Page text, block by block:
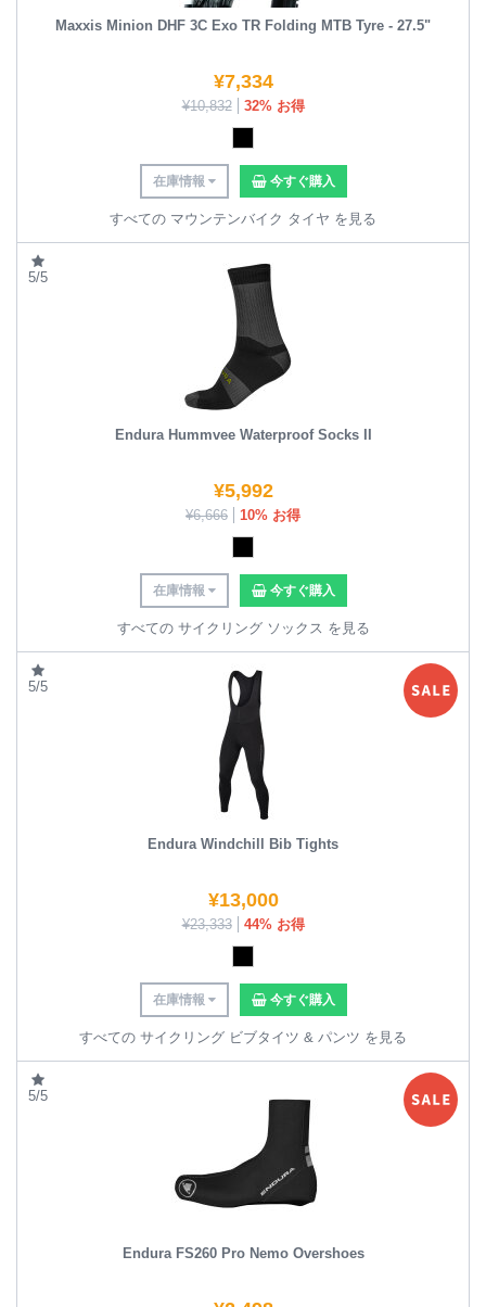
Maxxis Minion DHF 3C Exo TR Folding MTB Tyre - 27.5"
¥7,334
¥10,832 32% お得
在庫情報 今すぐ購入
すべての マウンテンバイク タイヤ を見る
5/5
Endura Hummvee Waterproof Socks II
¥5,992
¥6,666 10% お得
在庫情報 今すぐ購入
すべての サイクリング ソックス を見る
5/5
Endura Windchill Bib Tights
¥13,000
¥23,333 44% お得
在庫情報 今すぐ購入
すべての サイクリング ビブタイツ & パンツ を見る
5/5
Endura FS260 Pro Nemo Overshoes